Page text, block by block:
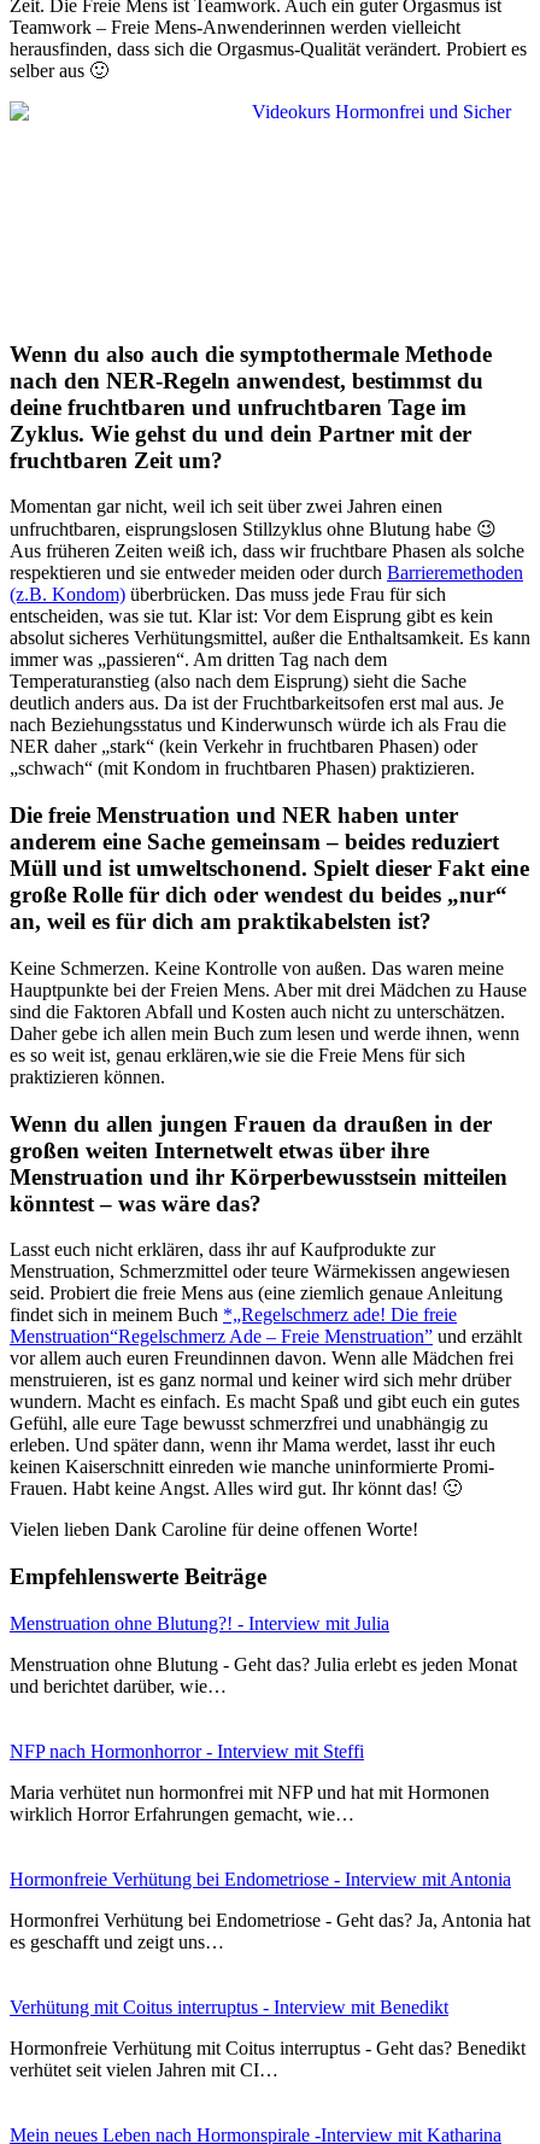
Zeit. Die Freie Mens ist Teamwork. Auch ein guter Orgasmus ist
Teamwork – Freie Mens-Anwenderinnen werden vielleicht
herausfinden, dass sich die Orgasmus-Qualität verändert. Probiert es
selber aus 🙂
Wenn du also auch die symptothermale Methode
nach den NER-Regeln anwendest, bestimmst du
deine fruchtbaren und unfruchtbaren Tage im
Zyklus. Wie gehst du und dein Partner mit der
fruchtbaren Zeit um?
Momentan gar nicht, weil ich seit über zwei Jahren einen
unfruchtbaren, eisprungslosen Stillzyklus ohne Blutung habe 😉
Aus früheren Zeiten weiß ich, dass wir fruchtbare Phasen als solche
respektieren und sie entweder meiden oder durch Barrieremethoden
(z.B. Kondom) überbrücken. Das muss jede Frau für sich
entscheiden, was sie tut. Klar ist: Vor dem Eisprung gibt es kein
absolut sicheres Verhütungsmittel, außer die Enthaltsamkeit. Es kann
immer was „passieren“. Am dritten Tag nach dem
Temperaturanstieg (also nach dem Eisprung) sieht die Sache
deutlich anders aus. Da ist der Fruchtbarkeitsofen erst mal aus. Je
nach Beziehungsstatus und Kinderwunsch würde ich als Frau die
NER daher „stark“ (kein Verkehr in fruchtbaren Phasen) oder
„schwach“ (mit Kondom in fruchtbaren Phasen) praktizieren.
Die freie Menstruation und NER haben unter
anderem eine Sache gemeinsam – beides reduziert
Müll und ist umweltschonend. Spielt dieser Fakt eine
große Rolle für dich oder wendest du beides „nur“
an, weil es für dich am praktikabelsten ist?
Keine Schmerzen. Keine Kontrolle von außen. Das waren meine
Hauptpunkte bei der Freien Mens. Aber mit drei Mädchen zu Hause
sind die Faktoren Abfall und Kosten auch nicht zu unterschätzen.
Daher gebe ich allen mein Buch zum lesen und werde ihnen, wenn
es so weit ist, genau erklären,wie sie die Freie Mens für sich
praktizieren können.
Wenn du allen jungen Frauen da draußen in der
großen weiten Internetwelt etwas über ihre
Menstruation und ihr Körperbewusstsein mitteilen
könntest – was wäre das?
Lasst euch nicht erklären, dass ihr auf Kaufprodukte zur
Menstruation, Schmerzmittel oder teure Wärmekissen angewiesen
seid. Probiert die freie Mens aus (eine ziemlich genaue Anleitung
findet sich in meinem Buch *„Regelschmerz ade! Die freie
Menstruation“Regelschmerz Ade – Freie Menstruation” und erzählt
vor allem auch euren Freundinnen davon. Wenn alle Mädchen frei
menstruieren, ist es ganz normal und keiner wird sich mehr drüber
wundern. Macht es einfach. Es macht Spaß und gibt euch ein gutes
Gefühl, alle eure Tage bewusst schmerzfrei und unabhängig zu
erleben. Und später dann, wenn ihr Mama werdet, lasst ihr euch
keinen Kaiserschnitt einreden wie manche uninformierte Promi-
Frauen. Habt keine Angst. Alles wird gut. Ihr könnt das! 🙂
Vielen lieben Dank Caroline für deine offenen Worte!
Empfehlenswerte Beiträge
Menstruation ohne Blutung?! - Interview mit Julia
Menstruation ohne Blutung - Geht das? Julia erlebt es jeden Monat
und berichtet darüber, wie…
NFP nach Hormonhorror - Interview mit Steffi
Maria verhütet nun hormonfrei mit NFP und hat mit Hormonen
wirklich Horror Erfahrungen gemacht, wie…
Hormonfreie Verhütung bei Endometriose - Interview mit Antonia
Hormonfrei Verhütung bei Endometriose - Geht das? Ja, Antonia hat
es geschafft und zeigt uns…
Verhütung mit Coitus interruptus - Interview mit Benedikt
Hormonfreie Verhütung mit Coitus interruptus - Geht das? Benedikt
verhütet seit vielen Jahren mit CI…
Mein neues Leben nach Hormonspirale -Interview mit Katharina